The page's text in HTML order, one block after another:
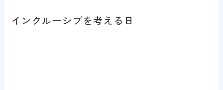
インクルーシブを考える日